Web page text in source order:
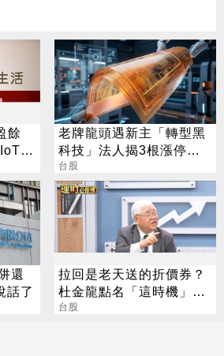
餘
、
車
老牌龍頭遇新主「轉型黑
科技」法人揭3根漲停背
後秘辛
台股
還
話了
拉回是老天送的折價券？
杜金龍點名「這時機」：
台股衝6萬
台股